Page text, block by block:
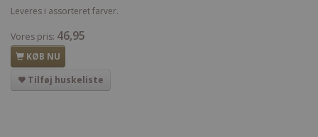
Leveres i assorteret farver.
Vores pris: 46,95
KØB NU
Tilføj huskeliste